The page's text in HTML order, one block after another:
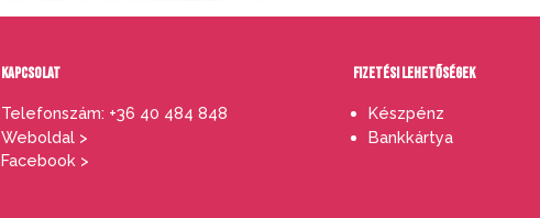
KAPCSOLAT
Telefonszám: +36 40 484 848
Weboldal >
Facebook >
FIZETÉSI LEHETŐSÉGEK
Készpénz
Bankkártya